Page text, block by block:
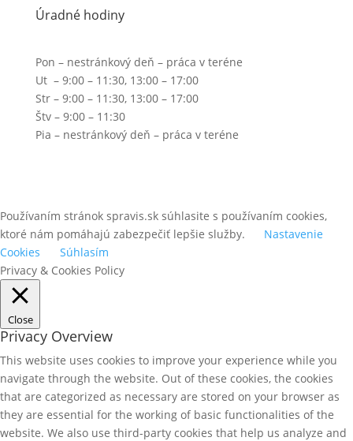
Úradné hodiny
Pon – nestránkový deň – práca v teréne
Ut – 9:00 – 11:30, 13:00 – 17:00
Str – 9:00 – 11:30, 13:00 – 17:00
Štv – 9:00 – 11:30
Pia – nestránkový deň – práca v teréne
Používaním stránok spravis.sk súhlasite s používaním cookies,
ktoré nám pomáhajú zabezpečiť lepšie služby.
Nastavenie
Cookies
Súhlasím
Privacy & Cookies Policy
Close
Privacy Overview
This website uses cookies to improve your experience while you
navigate through the website. Out of these cookies, the cookies
that are categorized as necessary are stored on your browser as
they are essential for the working of basic functionalities of the
website. We also use third-party cookies that help us analyze and